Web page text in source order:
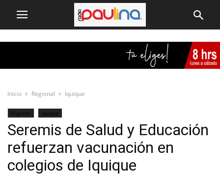
Inicio Regional Iquique
Regional Iquique
Seremis de Salud y Educación
refuerzan vacunación en
colegios de Iquique